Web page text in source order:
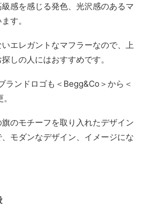
感を感じる発色、光沢感のあるマ
す。
エレガントなマフラーなので、上
しの人にはおすすめです。
ランドロゴも＜Begg&Co＞から＜
のモチーフを取り入れたデザイン
モダンなデザイン、イメージにな